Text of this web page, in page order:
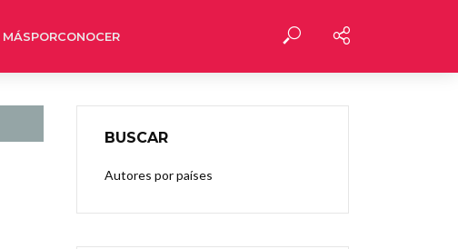
MÁSPORCONOCER
BUSCAR
Autores por países